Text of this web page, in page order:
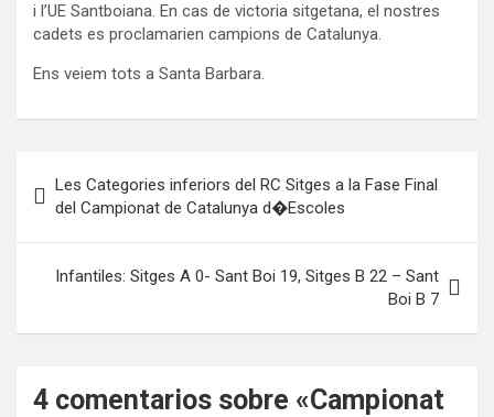
i l’UE Santboiana. En cas de victoria sitgetana, el nostres
cadets es proclamarien campions de Catalunya.
Ens veiem tots a Santa Barbara.
de
entradas
Les Categories inferiors del RC Sitges a la Fase Final
del Campionat de Catalunya d�Escoles
Infantiles: Sitges A 0- Sant Boi 19, Sitges B 22 – Sant
Boi B 7
4 comentarios sobre «Campionat